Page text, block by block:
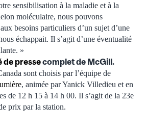
sensibilisation à la maladie et à la
moléculaire, nous pouvons
besoins particuliers d’un sujet d’une
échappait. Il s’agit d’une éventualité
»
pressecomplet de McGill.
sont choisis par l’équipe de
, animée par Yanick Villedieu et en
de 12 h 15 à 14 h 00. Il s’agit de la 23e
prix par la station.